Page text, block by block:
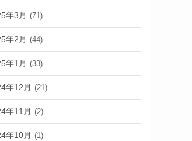
年3月 (71)
年2月 (44)
年1月 (33)
年12月 (21)
年11月 (2)
年10月 (1)